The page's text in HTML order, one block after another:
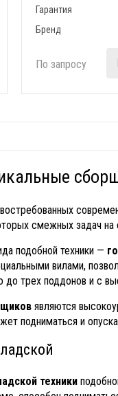
Гарантия
Бренд
По запросу
смежных задач на
подобной техники —
вилами,
до трех поддонов и с
являются
подниматься и
техники